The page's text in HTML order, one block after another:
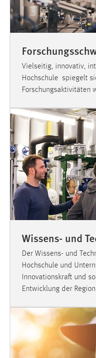
Vielseitig, innovativ,
Hochschule spiegelt
Forschungsaktivitäten
Wissens- und
Der Wissens- und
Hochschule und
Innovationskraft und
Entwicklung der